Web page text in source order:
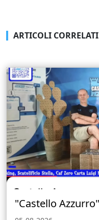
ARTICOLI CORRELATI
"Castello